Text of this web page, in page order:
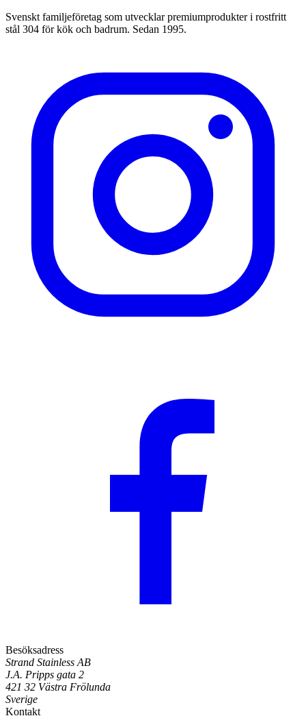
Svenskt familjeföretag som utvecklar premiumprodukter i rostfritt
stål 304 för kök och badrum. Sedan 1995.
Besöksadress
Strand Stainless AB
J.A. Pripps gata 2
421 32 Västra Frölunda
Sverige
Kontakt